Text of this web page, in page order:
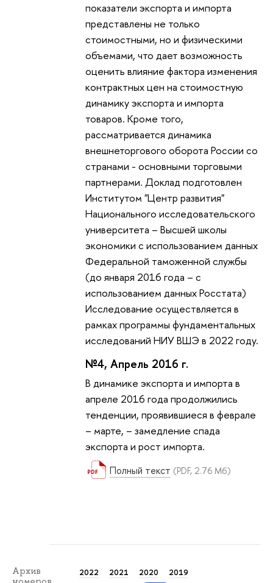
показатели экспорта и импорта
представлены не только
стоимостными, но и физическими
объемами, что дает возможность
оценить влияние фактора изменения
контрактных цен на стоимостную
динамику экспорта и импорта
товаров. Кроме того,
рассматривается динамика
внешнеторгового оборота России со
странами - основными торговыми
партнерами. Доклад подготовлен
Институтом "Центр развития"
Национального исследовательского
университета – Высшей школы
экономики с использованием данных
Федеральной таможенной службы
(до января 2016 года – с
использованием данных Росстата)
Исследование осуществляется в
рамках программы фундаментальных
исследований НИУ ВШЭ в 2022 году.
№4, Апрель 2016 г.
В динамике экспорта и импорта в
апреле 2016 года продолжились
тенденции, проявившиеся в феврале
– марте, – замедление спада
экспорта и рост импорта.
Полный текст (PDF, 2.76 Мб)
Архив
2022 2021 2020
2019